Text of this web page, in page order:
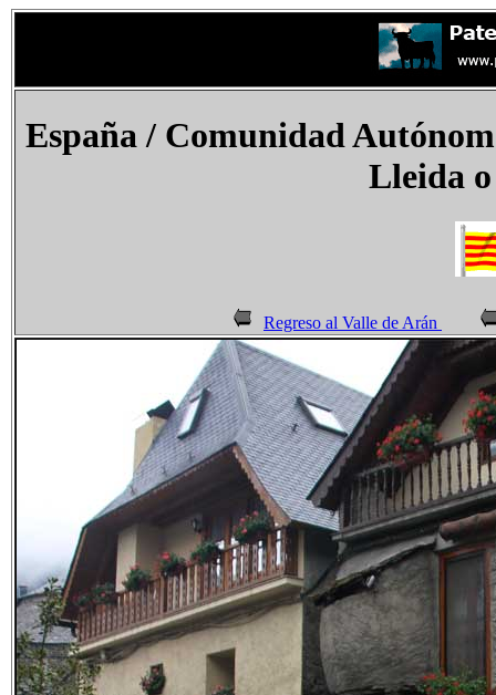
España/ Comunidad
Lleida
Regreso al Valle de Arán